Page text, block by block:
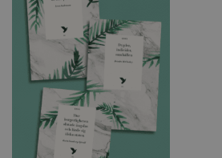
_hjFirstSeen